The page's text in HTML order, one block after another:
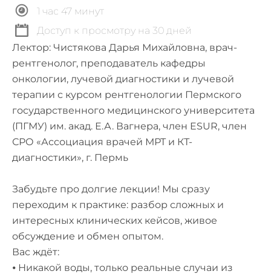
1 час 47 минут
Доступ к просмотру на 30 дней
Лектор: Чистякова Дарья Михайловна, врач-
рентгенолог, преподаватель кафедры
онкологии, лучевой диагностики и лучевой
терапии с курсом рентгенологии Пермского
государственного медицинского университета
(ПГМУ) им. акад. Е.А. Вагнера, член ESUR, член
СРО «Ассоциация врачей МРТ и КТ-
диагностики», г. Пермь
Забудьте про долгие лекции! Мы сразу
переходим к практике: разбор сложных и
интересных клинических кейсов, живое
обсуждение и обмен опытом.
Вас ждёт:
⦁ Никакой воды, только реальные случаи из